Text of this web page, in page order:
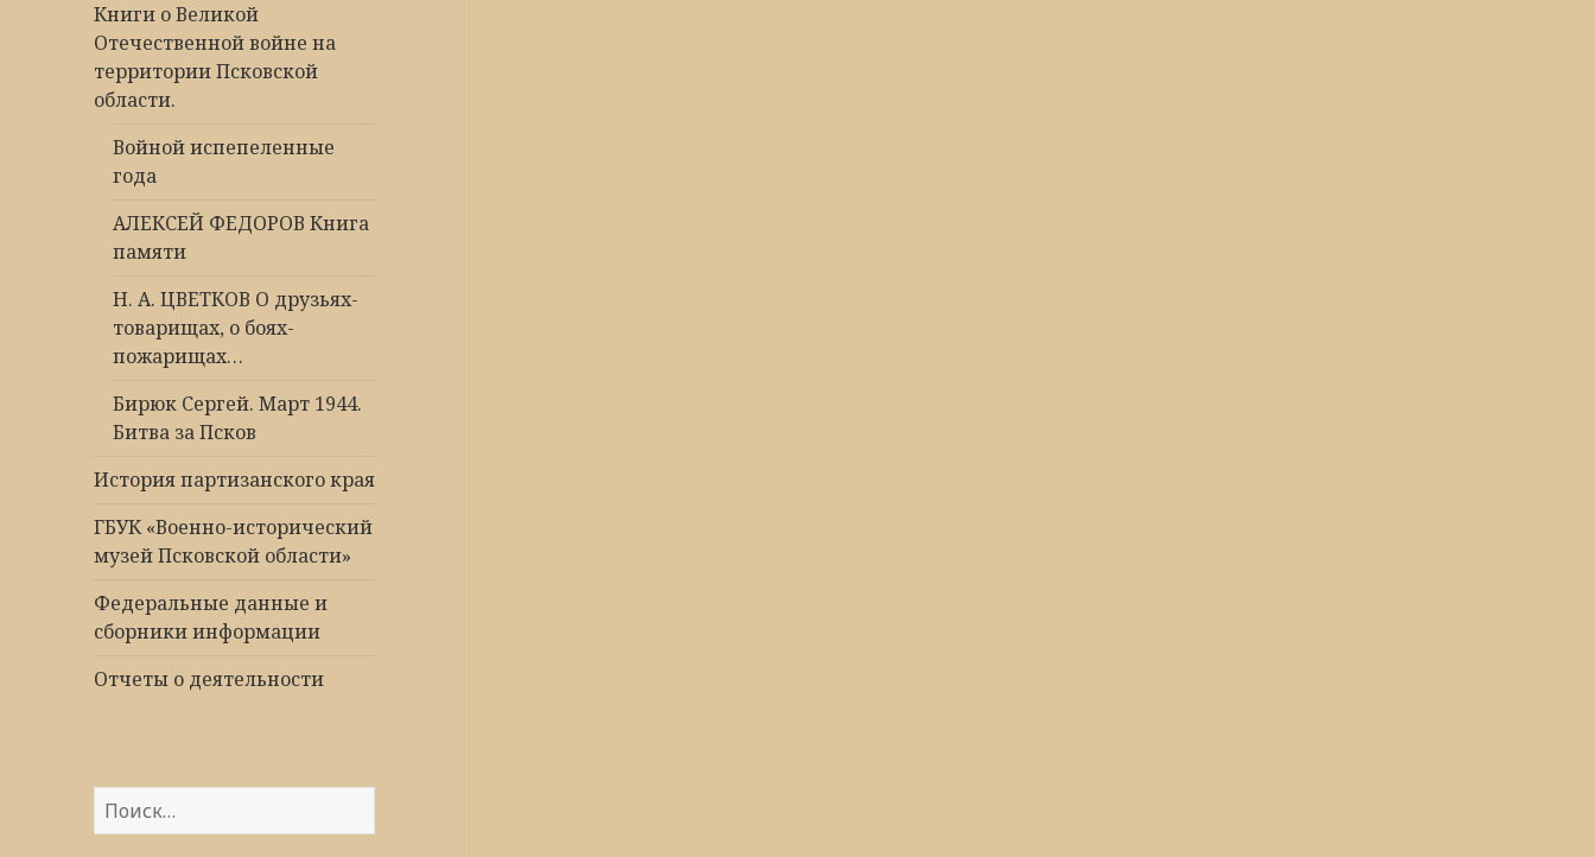
Книги о Великой
Отечественной войне на
территории Псковской
области.
Войной испепеленные
года
АЛЕКСЕЙ ФЕДОРОВ Книга
памяти
Н. А. ЦВЕТКОВ О друзьях-
товарищах, о боях-
пожарищах…
Бирюк Сергей. Март 1944.
Битва за Псков
История партизанского края
ГБУК «Военно-исторический
музей Псковской области»
Федеральные данные и
сборники информации
Отчеты о деятельности
Найти: